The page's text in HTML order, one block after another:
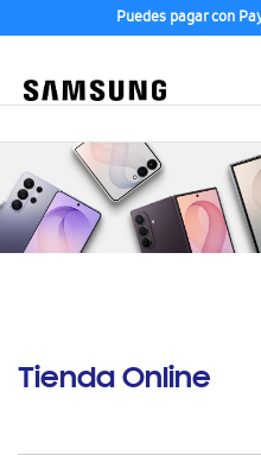
Puedes pagar con
Tienda Online